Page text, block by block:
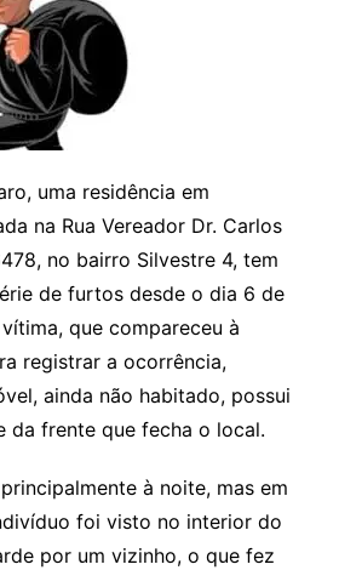
uma residência em
na Rua Vereador Dr. Carlos
no bairro Silvestre 4, tem
de furtos desde o dia 6 de
que compareceu à
registrar a ocorrência,
ainda não habitado, possui
da frente que fecha o local.
à noite, mas em
foi visto no interior do
por um vizinho, o que fez